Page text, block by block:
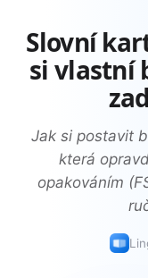
Slovní
si vlastní
Jak si postavit
která
opakováním